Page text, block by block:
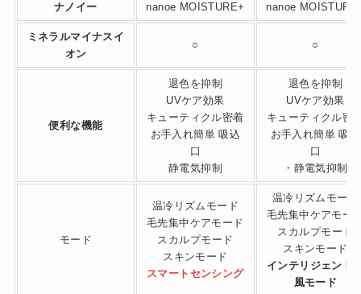
ナノイー nanoe MOISTURE+ nanoe
ミネラルマイナスイ
オン
○ ○
便利な機能
退色を抑制
UVケア効果
キューティクル密着
お手入れ簡単 吸込
口
静電気抑制
退色を抑制
UVケア効果
キューティクル密
お手入れ簡単 吸込
口
・静電気抑制
モード
温冷リズムモード
毛先集中ケアモード
スカルプモード
スキンモード
スマートセンシング
温冷リズムモード
毛先集中ケアモー
スカルプモード
スキンモード
インテリジェント
風モード